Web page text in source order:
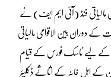
مالیاتی فنڈ (آئی ایم ایف) نے
دوران بین الاقوامی مالیاتی
کے لیے ٹاسک فورس کے قیام
اور ان کے اہلِ خانہ کے اثاثے ڈکلیئر